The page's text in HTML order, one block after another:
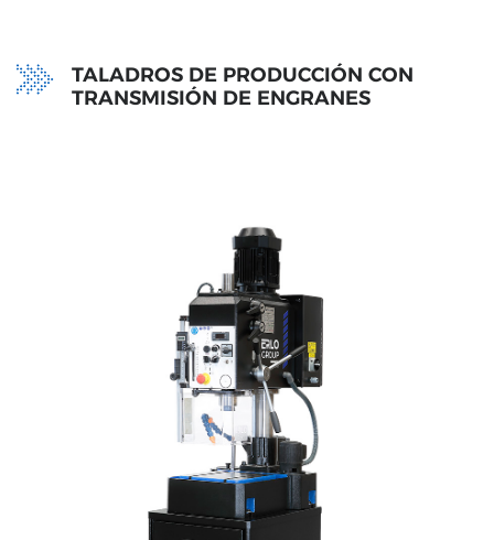
TALADROS DE PRODUCCIÓN CON
TRANSMISIÓN DE ENGRANES